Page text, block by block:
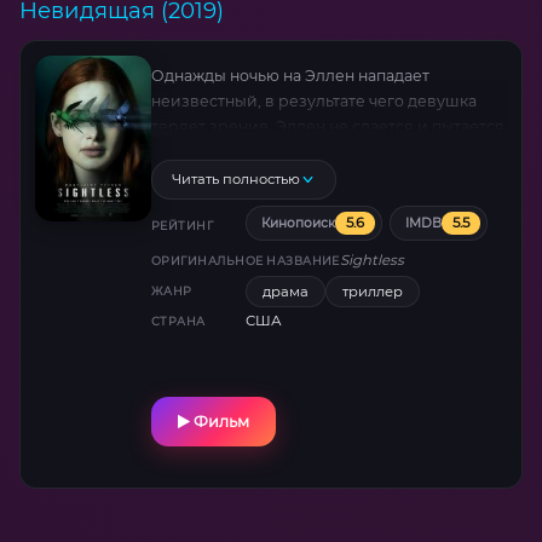
Невидящая (2019)
Однажды ночью на Эллен нападает
неизвестный, в результате чего девушка
недоброжелатель все еще где-то рядом, и
он намерен закончить начатое.
Читать полностью
РЕЙТИНГ Кинопоиск 5.6 IMDB 5.5
ОРИГИНАЛЬНОЕ НАЗВАНИЕSightless
ЖАНР драма триллер
СТРАНА США
Фильм